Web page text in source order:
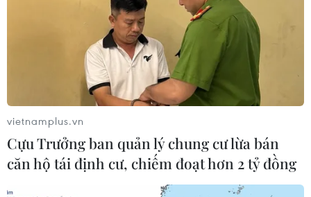
Từ 15 giờ ngày 4/5, giá xăng E5 RON92 giảm 1.251
đồng/lít; xăng RON95-III giảm 1.319 đồng/lít. Ngoài ra,
giá dầu diesel giảm 1.143 đồng/lít; dầu hỏa giảm 952
đồng/lít và dầu mazut giảm 334 đồng/kg.
vietnamplus.vn
Cựu Trưởng ban quản lý chung cư lừa bán
căn hộ tái định cư, chiếm đoạt hơn 2 tỷ đồng